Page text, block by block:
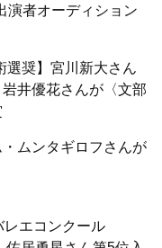
演者オーディション
選奨】宮川新大さん
井優花さんが〈文部
ムンタギロフさんが
エコンクール